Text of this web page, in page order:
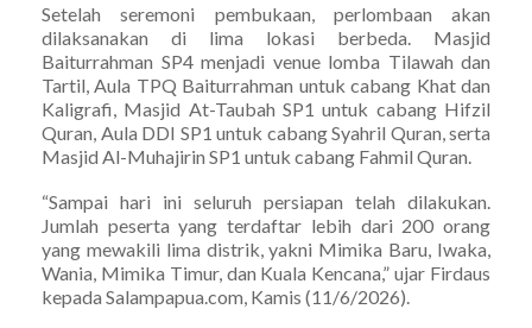
Setelah seremoni pembukaan, perlombaan akan
dilaksanakan di lima lokasi berbeda. Masjid
Baiturrahman SP4 menjadi venue lomba Tilawah dan
Tartil, Aula TPQ Baiturrahman untuk cabang Khat dan
Kaligrafi, Masjid At-Taubah SP1 untuk cabang Hifzil
Quran, Aula DDI SP1 untuk cabang Syahril Quran, serta
Masjid Al-Muhajirin SP1 untuk cabang Fahmil Quran.
“Sampai hari ini seluruh persiapan telah dilakukan.
Jumlah peserta yang terdaftar lebih dari 200 orang
yang mewakili lima distrik, yakni Mimika Baru, Iwaka,
Wania, Mimika Timur, dan Kuala Kencana,” ujar Firdaus
kepada Salampapua.com, Kamis (11/6/2026).